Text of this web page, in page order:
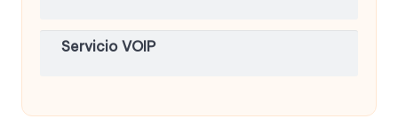
Servicio VOIP